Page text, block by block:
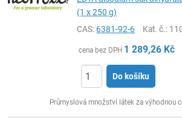
(1 x 250 g)
CAS:6381-92-6 Kat. č.:
cena bez DPH 1 289,26 Kč
Do košíku
Průmyslová množství látek za výhodnou